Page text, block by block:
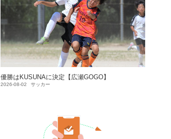
優勝はKUSUNAに決定【広瀬GOGO】
2026-08-02 サッカー